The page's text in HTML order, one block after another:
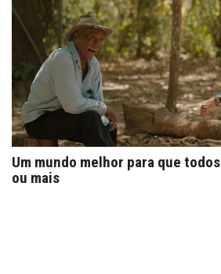
Um mundo melhor para que
ou mais